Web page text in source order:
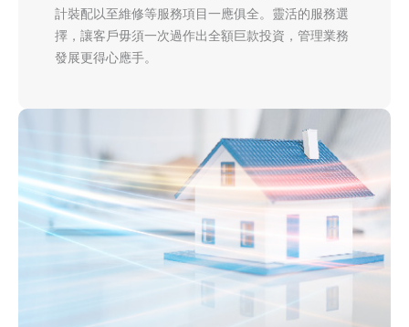
計裝配以至維修等服務項目一應俱全。靈活的服務選
擇，讓客戶毋須一次過作出全額巨款投資，管理業務
發展更得心應手。